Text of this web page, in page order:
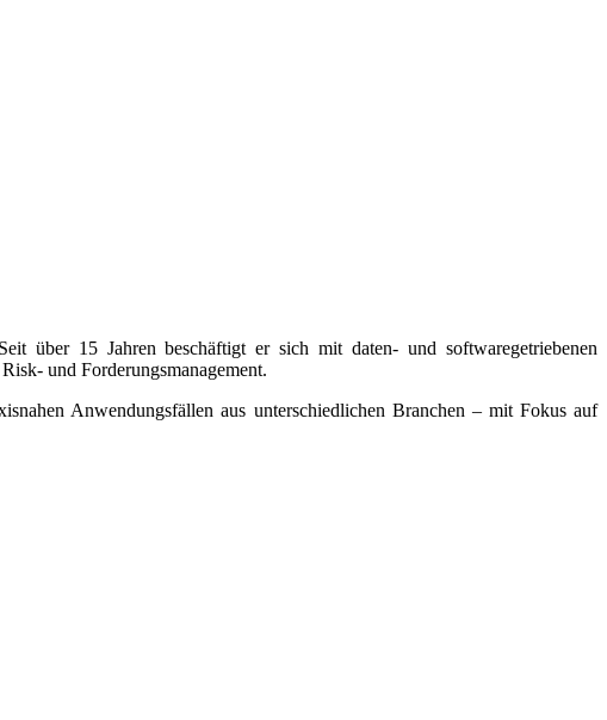
über 15 Jahren beschäftigt er sich mit daten- und softwaregetriebenen
und Forderungsmanagement.
Anwendungsfällen aus unterschiedlichen Branchen – mit Fokus auf